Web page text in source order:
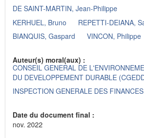
DE SAINT-MARTIN, Jean-Philippe
KERHUEL, Bruno
REPETTI-DEIANA,
BIANQUIS, Gaspard
VINCON, Philippe
Auteur(s) moral(aux) :
CONSEIL GENERAL DE
DU DEVELOPPEMENT DURABLE
INSPECTION GENERALE DES
Date du document final :
nov. 2022